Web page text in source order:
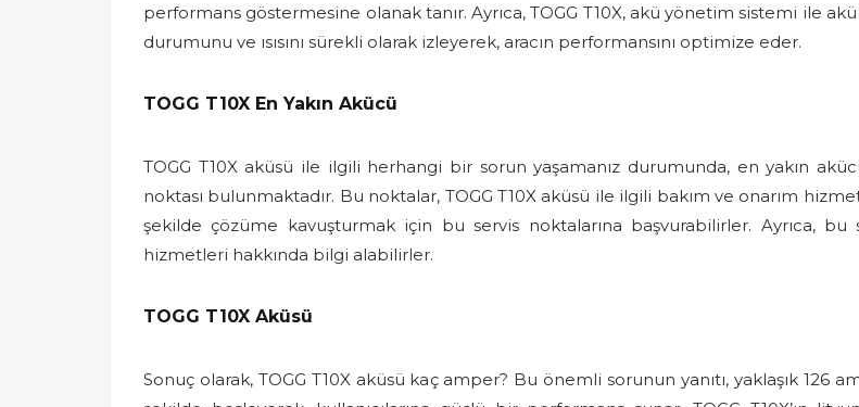
performans göstermesine olanak tanır. Ayrıca, TOGG T10X, akü yönetim sistemi ile
durumunu ve ısısını sürekli olarak izleyerek, aracın performansını optimize eder.
TOGG T10X En Yakın Akücü
TOGG T10X aküsü ile ilgili herhangi bir sorun yaşamanız durumunda, en yakın
noktası bulunmaktadır. Bu noktalar, TOGG T10X aküsü ile ilgili bakım ve onarım
şekilde çözüme kavuşturmak için bu servis noktalarına başvurabilirler. Ayrıca, bu
hizmetleri hakkında bilgi alabilirler.
TOGG T10X Aküsü
Sonuç olarak, TOGG T10X aküsü kaç amper? Bu önemli sorunun yanıtı, yaklaşık